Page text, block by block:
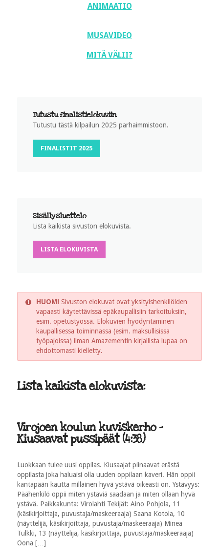
ANIMAATIO
MUSAVIDEO
MITÄ VÄLII?
Tutustu finalistielokuviin
Tutustu tästä kilpailun 2025 parhaimmistoon.
FINALISTIT 2025
Sisällysluettelo
Lista kaikista sivuston elokuvista.
LISTA ELOKUVISTA
HUOM! Sivuston elokuvat ovat yksityishenkilöiden
vapaasti käytettävissä epäkaupallisiin tarkoituksiin,
esim. opetustyössä. Elokuvien hyödyntäminen
kaupallisessa toiminnassa (esim. maksullisissa
työpajoissa) ilman Amazementin kirjallista lupaa on
ehdottomasti kielletty.
Lista kaikista elokuvista:
Virojoen koulun kuviskerho -
Kiusaavat pussipäät (4:38)
Luokkaan tulee uusi oppilas. Kiusaajat piinaavat erästä
oppilasta joka haluaisi olla uuden oppilaan kaveri. Hän oppii
kantapään kautta millainen hyvä ystävä oikeasti on. Ystävyys:
Päähenkilö oppii miten ystäviä saadaan ja miten ollaan hyvä
ystävä. Paikkakunta: Virolahti Tekijät: Aino Pohjola, 11
(käsikirjoittaja, puvustaja/maskeeraaja) Saana Kotola, 10
(näyttelijä, käsikirjoittaja, puvustaja/maskeeraaja) Minea
Tulkki, 13 (näyttelijä, käsikirjoittaja, puvustaja/maskeeraaja)
Oona […]